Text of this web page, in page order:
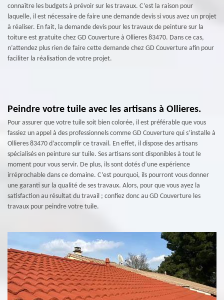
connaître les budgets à prévoir sur les travaux. C’est la raison pour
laquelle, il est nécessaire de faire une demande devis si vous avez un projet
à réaliser. En fait, la demande devis pour les travaux de peinture sur la
toiture est gratuite chez GD Couverture à Ollieres 83470. Dans ce cas,
n’attendez plus rien de faire cette demande chez GD Couverture afin pour
faciliter la réalisation de votre projet.
Peindre votre tuile avec les artisans à Ollieres.
Pour assurer que votre tuile soit bien colorée, il est préférable que vous
fassiez un appel à des professionnels comme GD Couverture qui s’installe à
Ollieres 83470 d’accomplir ce travail. En effet, il dispose des artisans
spécialisés en peinture sur tuile. Ses artisans sont disponibles à tout le
moment pour vous servir. De plus, ils sont dotés d’une expérience
irréprochable dans ce domaine. C’est pourquoi, ils pourront vous donner
une garanti sur la qualité de ses travaux. Alors, pour que vous ayez la
satisfaction au résultat du travail ; confiez donc au GD Couverture les
travaux pour peindre votre tuile.